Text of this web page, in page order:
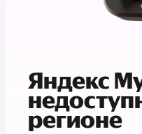
Яндекс
регионе